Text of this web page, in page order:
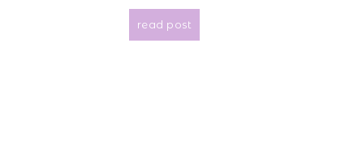
read post